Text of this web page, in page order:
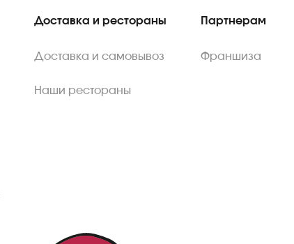
Доставка и рестораны
Доставка и самовывоз
Наши рестораны
Партнерам
Франшиза